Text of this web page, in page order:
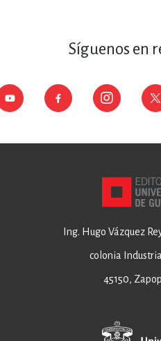
Síguenos en
Ing. Hugo Vázquez
colonia
45150,